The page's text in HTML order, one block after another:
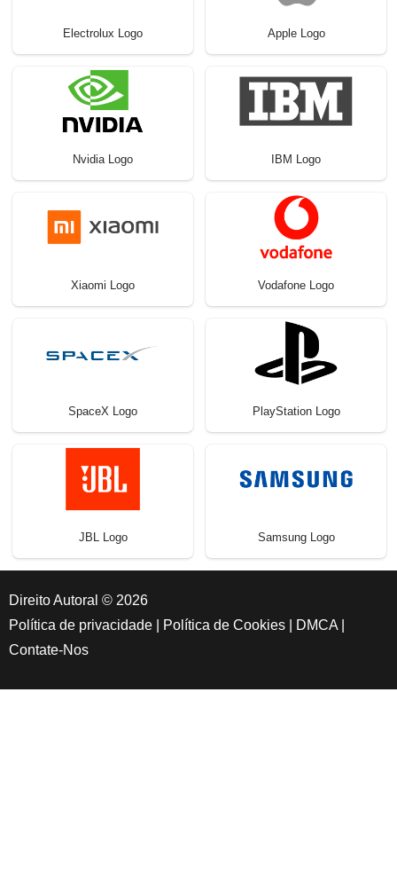
Electrolux Logo Apple Logo
Nvidia Logo IBM Logo
Xiaomi Logo Vodafone Logo
SpaceX Logo PlayStation Logo
JBL Logo Samsung Logo
Direito Autoral © 2026
Política de privacidade
Política de Cookies DMCA|
Contate-Nos